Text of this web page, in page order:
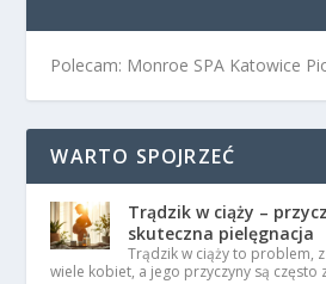
Polecam: Monroe SPA Katowice
WARTO SPOJRZEĆ
Trądzik w ciąży –
skuteczna pielęgnacja
Trądzik w ciąży to problem,
wiele kobiet, a jego przyczyny są często